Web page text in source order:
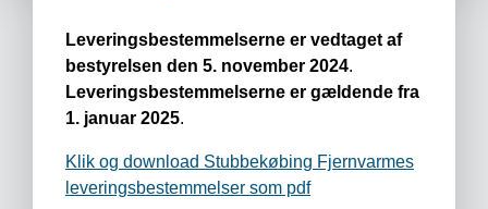
Leveringsbestemmelserne er vedtaget af
bestyrelsen den 5. november 2024.
Leveringsbestemmelserne er gældende fra
1. januar 2025.
Klik og download Stubbekøbing Fjernvarmes
leveringsbestemmelser som pdf